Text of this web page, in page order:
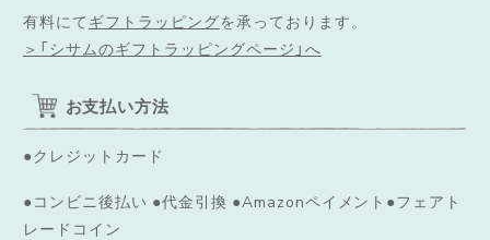
有料にて ギフトラッピングを承っております。
＞「シサムのギフトラッピングページ」へ
お支払い方法
●クレジットカード
●コンビニ後払い ●代金引換 ●Amazonペイメント●フェアト
レードコイン